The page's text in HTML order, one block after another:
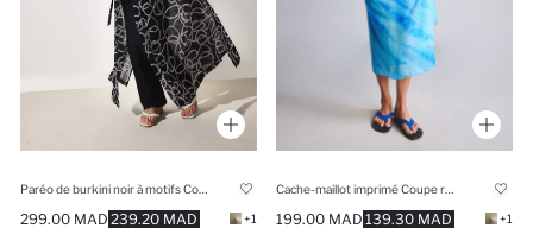
239.20 MAD
299.00 MAD +1 139.30 MAD
199.00 MAD +1